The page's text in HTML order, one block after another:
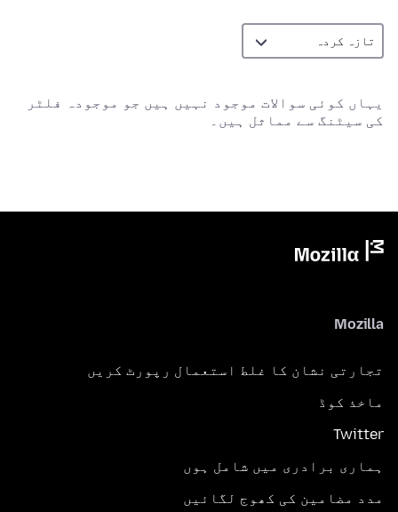
یہاں کوئی سوالات موجود نہیں ہیں جو موجودہ فلٹر
کی سیٹنگ سے مماثل ہیں۔
Mozilla
تجارتی نشان کا غلط استعمال رپورٹ کریں
ماخذ کوڈ
Twitter
ہماری برادری میں شامل ہوں
مدد مضامین کی کھوج لگائیں